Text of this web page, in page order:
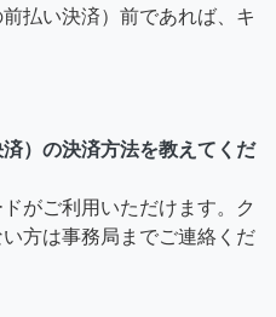
払い決済）前であれば、キ
）の決済方法を教えてくだ
がご利用いただけます。ク
方は事務局までご連絡くだ